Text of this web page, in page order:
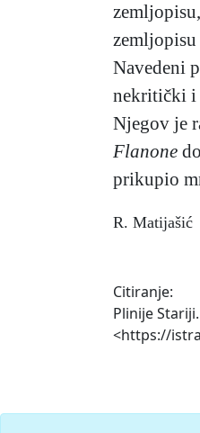
Navedeni
nekritički i
Njegov je
Flanone do
prikupio
R. Matijašić
Citiranje:
Plinije
<https://